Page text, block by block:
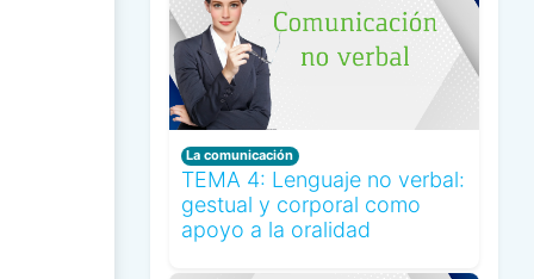
La comunicación
TEMA 4: Lenguaje no verbal:
gestual y corporal como
apoyo a la oralidad